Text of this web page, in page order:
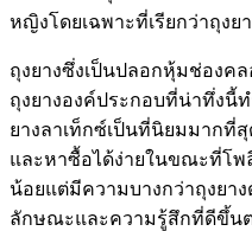
หญิงโดยเฉพาะที่เรียกว่าถุงย
ถุงยางซึ่งเป็นปลอกหุ้มช่องค
ถุงยางองค์ประกอบที่น่าทึ่งนี้
ยางลาเท็กซ์เป็นที่นิยมมากที่
และหาซื้อได้ง่ายในขณะที่โพ
น้อยแต่มีความบางกว่าถุงยา
ลักษณะและความรู้สึกที่ดีขึ้นต